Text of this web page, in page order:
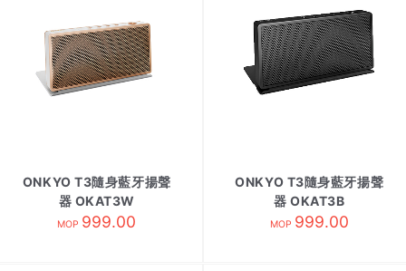
ONKYO T3隨身藍牙揚聲
器 OKAT3W
MOP 999.00
ONKYO T3隨身藍牙揚聲
器 OKAT3B
MOP 999.00